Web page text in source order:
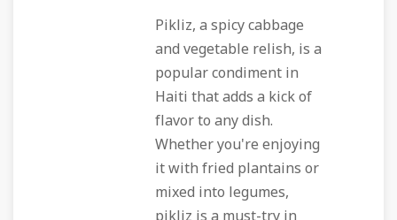
Pikliz, a spicy cabbage
and vegetable relish, is a
popular condiment in
Haiti that adds a kick of
flavor to any dish.
Whether you're enjoying
it with fried plantains or
mixed into legumes,